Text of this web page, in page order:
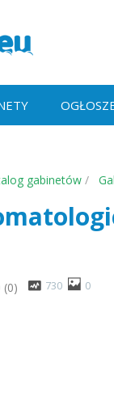
gabinetów
(0) 730 0